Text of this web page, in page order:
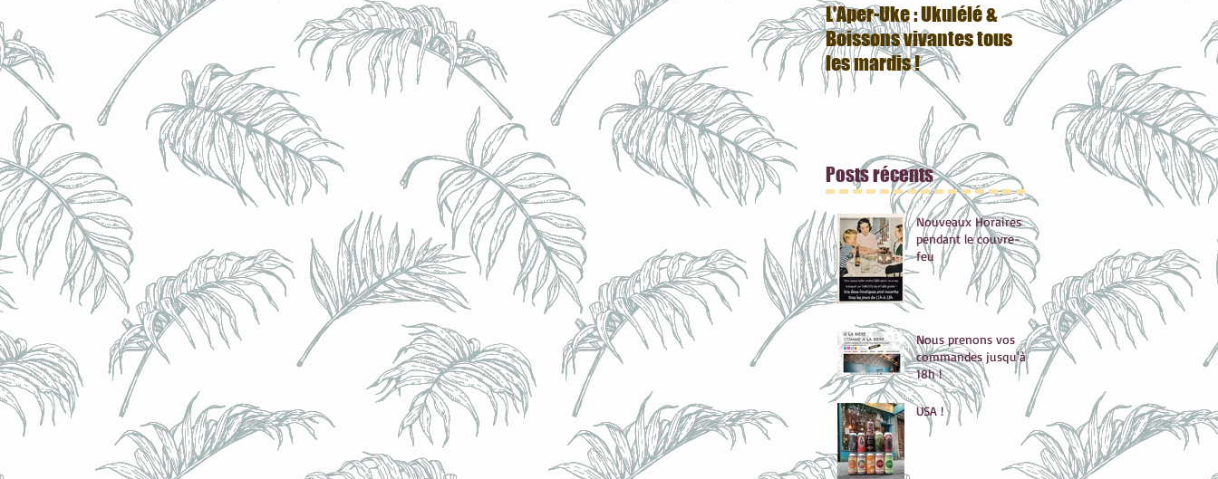
L'Aper-Uke : Ukulélé &
Boissons vivantes tous
les mardis !
Votre boutique du 20e a
fait peau neuve :)
Postsrécents
Nouveaux Horaires
pendant le couvre-
feu
Nous prenons vos
commandes jusqu'à
18h !
USA !